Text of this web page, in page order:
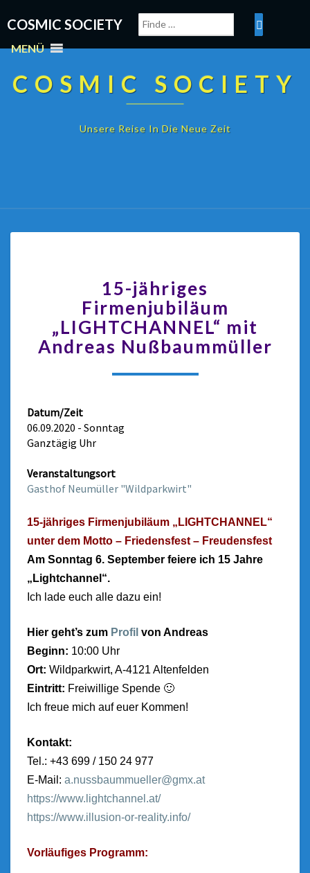
COSMIC SOCIETY
MENÜ
COSMIC SOCIETY
Unsere Reise In Die Neue Zeit
15-jähriges
Firmenjubiläum
„LIGHTCHANNEL“ mit
Andreas Nußbaummüller
Datum/Zeit
06.09.2020 - Sonntag
Ganztägig Uhr
Veranstaltungsort
Gasthof Neumüller "Wildparkwirt"
15-jähriges Firmenjubiläum „LIGHTCHANNEL“
unter dem Motto – Friedensfest – Freudensfest
Am Sonntag 6. September feiere ich 15 Jahre
„Lightchannel“.
Ich lade euch alle dazu ein!
Hier geht’s zum Profil von Andreas
Beginn: 10:00 Uhr
Ort: Wildparkwirt, A-4121 Altenfelden
Eintritt: Freiwillige Spende 🙂
Ich freue mich auf euer Kommen!
Kontakt:
Tel.: +43 699 / 150 24 977
E-Mail: a.nussbaummueller@gmx.at
https://www.lightchannel.at/
https://www.illusion-or-reality.info/
Vorläufiges Programm: